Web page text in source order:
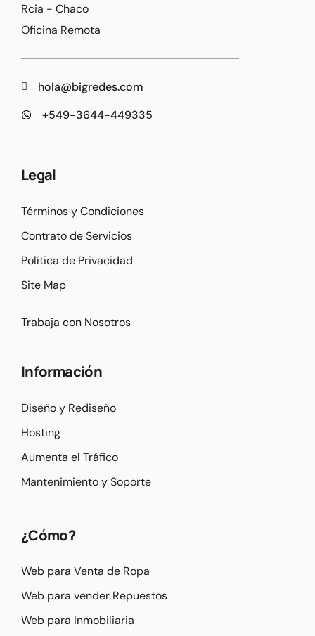
Rcia - Chaco
Oficina Remota
hola@bigredes.com
+549-3644-449335
Legal
Términos y Condiciones
Contrato de Servicios
Política de Privacidad
Site Map
Trabaja con Nosotros
Información
Diseño y Rediseño
Hosting
Aumenta el Tráfico
Mantenimiento y Soporte
¿Cómo?
Web para Venta de Ropa
Web para vender Repuestos
Web para Inmobiliaria